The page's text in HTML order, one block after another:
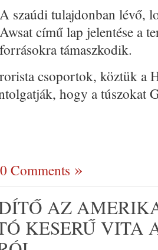
A szaúdi tulajdonban lévő,
Awsat című lap jelentése a
forrásokra támaszkodik.
csoportok, köztük a
hogy a túszokat
0 Comments
AZ
KESERŰ VITA